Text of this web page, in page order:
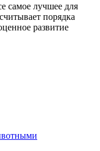
самое лучшее для
порядка
развитие